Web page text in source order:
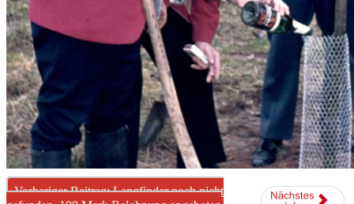
Vorheriger Beitrag: Langfinder noch nicht